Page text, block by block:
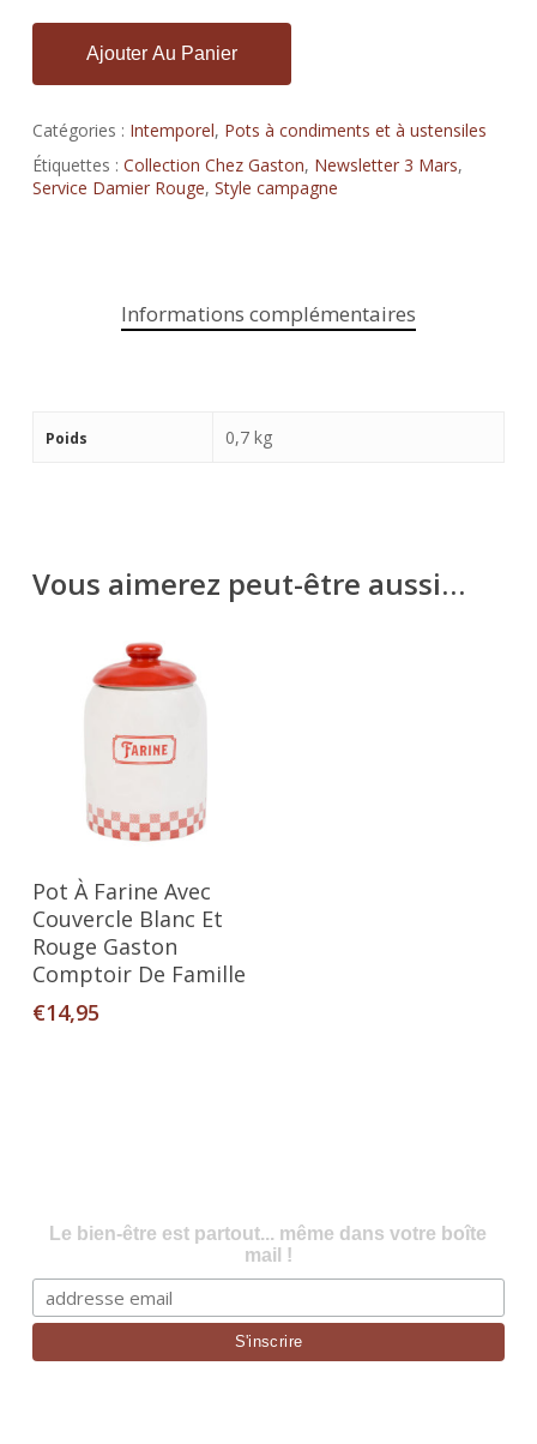
Ajouter Au Panier
Catégories : Intemporel, Pots à condiments et à ustensiles
Étiquettes : Collection Chez Gaston, Newsletter 3 Mars,
Service Damier Rouge, Style campagne
Informations complémentaires
Poids 0,7 kg
Vous aimerez peut-être aussi…
Lire La Suite
Pot À Farine Avec
Couvercle Blanc Et
Rouge Gaston
Comptoir De Famille
€14,95
Le bien-être est partout... même dans votre boîte
mail !